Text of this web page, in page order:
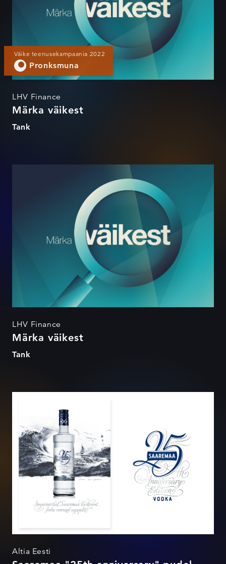
Väike teenusekampaania 2022
Pronksmuna
LHV Finance
Märka väikest
Tank
Märka väikest
LHV Finance
Märka väikest
Tank
Altia Eesti